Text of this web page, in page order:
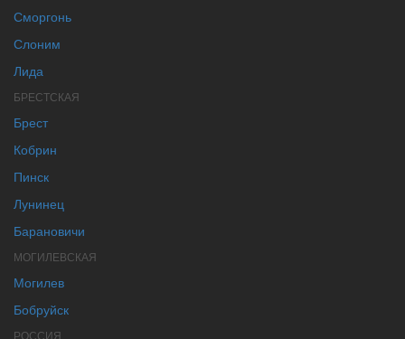
Сморгонь
Слоним
Лида
БРЕСТСКАЯ
Брест
Кобрин
Пинск
Лунинец
Барановичи
МОГИЛЕВСКАЯ
Могилев
Бобруйск
РОССИЯ